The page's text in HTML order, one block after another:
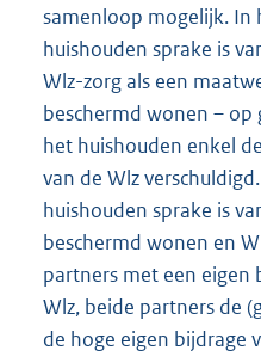
samenloop mogelijk. In
huishouden sprake is
Wlz-zorg als een
beschermd wonen –
het huishouden enkel
van de Wlz
huishouden sprake is
beschermd wonen en
partners met een eigen
Wlz, beide partners de
de hoge eigen bijdrage